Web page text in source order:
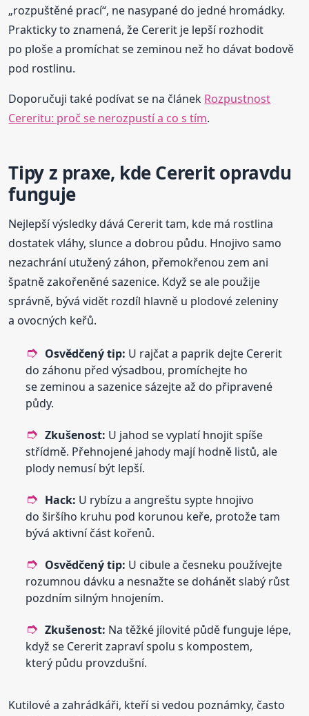
„rozpuštěné prací“, ne nasypané do jedné hromádky.
Prakticky to znamená, že Cererit je lepší rozhodit
po ploše a promíchat se zeminou než ho dávat bodově
pod rostlinu.
Doporučuji také podívat se na článek Rozpustnost
Cereritu: proč se nerozpustí a co s tím.
Tipy z praxe, kde Cererit opravdu
funguje
Nejlepší výsledky dává Cererit tam, kde má rostlina
dostatek vláhy, slunce a dobrou půdu. Hnojivo samo
nezachrání utužený záhon, přemokřenou zem ani
špatně zakořeněné sazenice. Když se ale použije
správně, bývá vidět rozdíl hlavně u plodové zeleniny
a ovocných keřů.
Osvědčený tip: U rajčat a paprik dejte Cererit
do záhonu před výsadbou, promíchejte ho
se zeminou a sazenice sázejte až do připravené
půdy.
Zkušenost: U jahod se vyplatí hnojit spíše
střídmě. Přehnojené jahody mají hodně listů, ale
plody nemusí být lepší.
Hack: U rybízu a angreštu sypte hnojivo
do širšího kruhu pod korunou keře, protože tam
bývá aktivní část kořenů.
Osvědčený tip: U cibule a česneku používejte
rozumnou dávku a nesnažte se dohánět slabý růst
pozdním silným hnojením.
Zkušenost: Na těžké jílovité půdě funguje lépe,
když se Cererit zapraví spolu s kompostem,
který půdu provzdušní.
Kutilové a zahrádkáři, kteří si vedou poznámky, často